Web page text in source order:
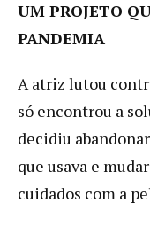
UM PROJETO
PANDEMIA
A atriz lutou
só encontrou a
decidiu
que usava e
cuidados com a